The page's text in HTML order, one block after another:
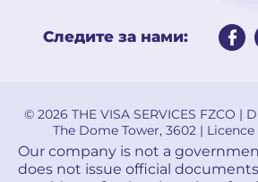
Следите за нами:
© 2026 THE VISA SERVICES FZCO |
The Dome Tower, 3602 |
Our company is not a
does not issue official documents